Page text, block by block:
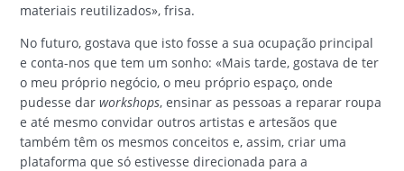
materiais reutilizados», frisa.
No futuro, gostava que isto fosse a sua ocupação principal
e conta-nos que tem um sonho: «Mais tarde, gostava de ter
o meu próprio negócio, o meu próprio espaço, onde
pudesse darworkshops, ensinar as pessoas a reparar roupa
e até mesmo convidar outros artistas e artesãos que
também têm os mesmos conceitos e, assim, criar uma
plataforma que só estivesse direcionada para a